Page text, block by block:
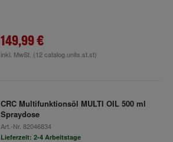
149,99 €
inkl. MwSt. (12 catalog.units.st.st)
CRC Multifunktionsöl MULTI OIL 500 ml
Spraydose
Art.-Nr. 82046834
Lieferzeit: 2-4 Arbeitstage